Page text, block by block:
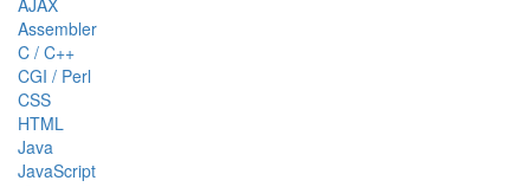
AJAX
Assembler
C / C++
CGI / Perl
CSS
HTML
Java
JavaScript